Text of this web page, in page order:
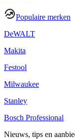
Populaire merken
DeWALT
Makita
Festool
Milwaukee
Stanley
Bosch Professional
Nieuws, tips en